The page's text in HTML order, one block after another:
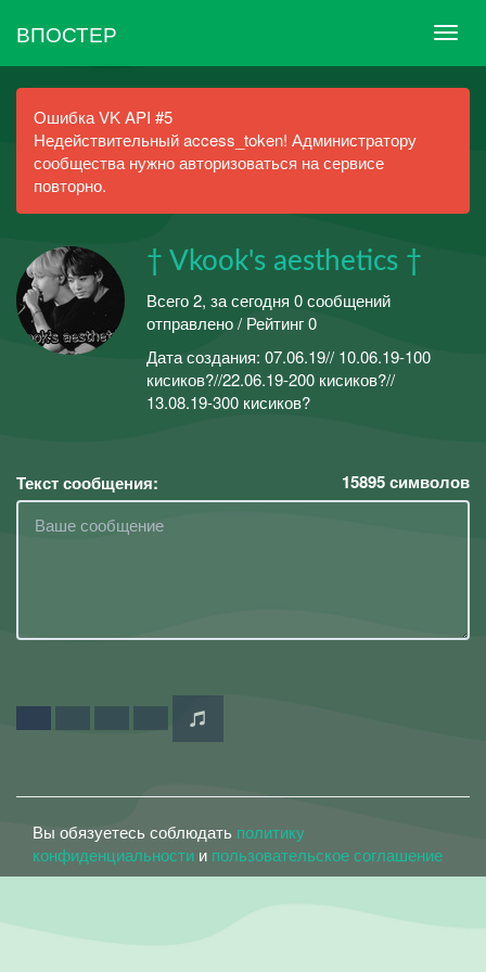
ВПОСТЕР
Ошибка VK API #5
Недействительный access_token! Администратору
сообщества нужно авторизоваться на сервисе
повторно.
† Vkook's aesthetics †
Всего 2, за сегодня 0 сообщений
отправлено / Рейтинг 0
Дата создания: 07.06.19// 10.06.19-100
кисиков?//22.06.19-200 кисиков?//
13.08.19-300 кисиков?
Текст сообщения: 15895символов
Вы обязуетесь соблюдать политику
конфиденциальности и пользовательское соглашение